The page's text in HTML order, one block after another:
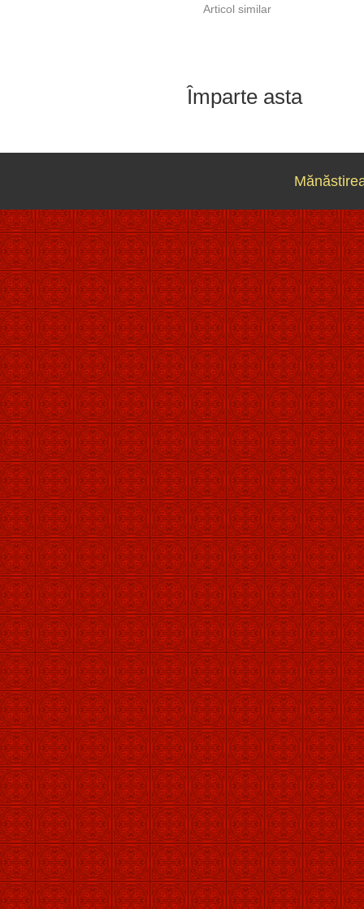
Articol similar
Împarte asta